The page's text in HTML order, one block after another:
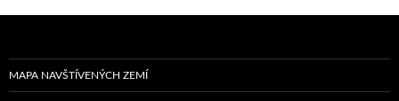
MAPA NAVŠTÍVENÝCH ZEMÍ